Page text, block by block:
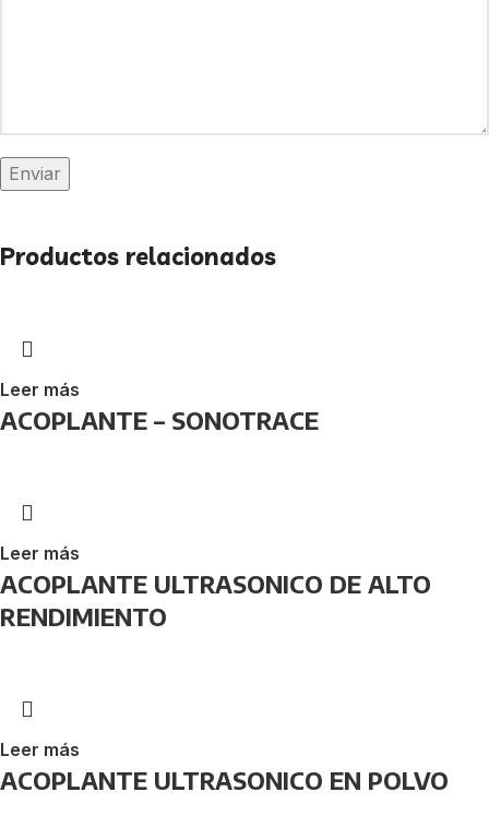
Productos relacionados
Leer más
ACOPLANTE – SONOTRACE
Leer más
ACOPLANTE ULTRASONICO DE ALTO
RENDIMIENTO
Leer más
ACOPLANTE ULTRASONICO EN POLVO